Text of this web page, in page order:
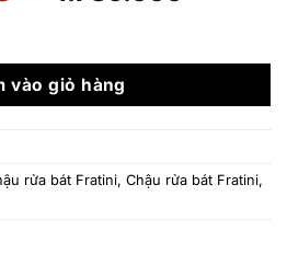
6.380.000 ₫.là:
1 Hố 390901118045 số lượng
vào giỏ hàng
rửa bát Fratini, Chậu rửa bát Fratini,